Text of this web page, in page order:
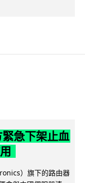
急下架止血
）旗下的路由器